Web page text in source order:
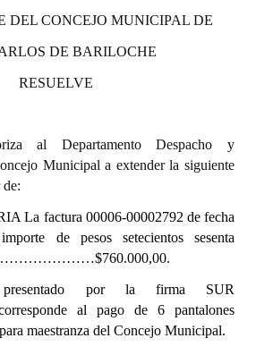
DEL CONCEJO MUNICIPAL DE
DE BARILOCHE
RESUELVE
al Departamento Despacho y
Municipal a extender la siguiente
La factura 00006-00002792 de fecha
de pesos setecientos sesenta
presentado por la firma SUR
al pago de 6 pantalones
maestranza del Concejo Municipal.